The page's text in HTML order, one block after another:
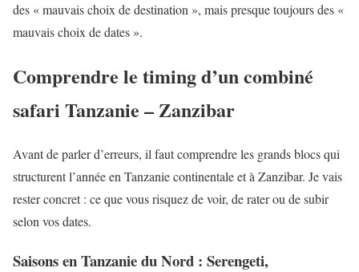
des « mauvais choix de destination », mais presque toujours des «
mauvais choix de dates ».
Comprendre le timing d’un combiné
safari Tanzanie – Zanzibar
Avant de parler d’erreurs, il faut comprendre les grands blocs qui
structurent l’année en Tanzanie continentale et à Zanzibar. Je vais
rester concret : ce que vous risquez de voir, de rater ou de subir
selon vos dates.
Saisons en Tanzanie du Nord : Serengeti,